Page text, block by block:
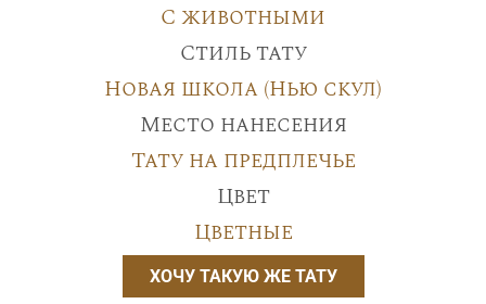
С животными
Стиль тату
Новая школа (Нью скул)
Место нанесения
Тату на предплечье
Цвет
Цветные
ХОЧУ ТАКУЮ ЖЕ ТАТУ